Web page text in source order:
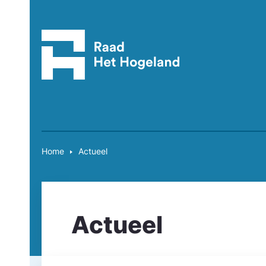
Home Actueel
Actueel